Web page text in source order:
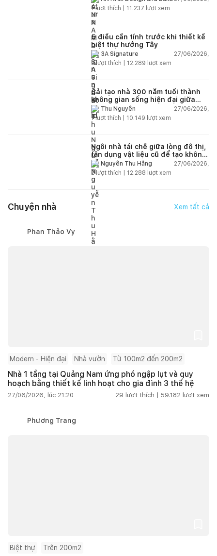
1lượt thích | 11.237 lượt xem
5 điều cần tính trước khi thiết kế
biệt thự hướng Tây
3A Signature
27/06/2026,
2lượt thích | 12.289 lượt xem
Cải tạo nhà 300 năm tuổi thành
không gian sống hiện đại giữa
thiên nhiên
Thu Nguyễn
27/06/2026,
1lượt thích | 10.149 lượt xem
Ngôi nhà tái chế giữa lòng đô thị,
tận dụng vật liệu cũ để tạo không
gian sống linh hoạt
Nguyễn Thu Hằng
27/06/2026,
2lượt thích | 12.288 lượt xem
Chuyện nhà Xem tất cả
Phan Thảo Vy
Modern - Hiện đại Nhà vườn Từ 100m2 đến 200m2
Nhà 1 tầng tại Quảng Nam ứng phó ngập lụt và quy
hoạch bằng thiết kế linh hoạt cho gia đình 3 thế hệ
27/06/2026, lúc 21:20 29 lượt thích | 59.182 lượt xem
Phương Trang
Biệt thự Trên 200m2